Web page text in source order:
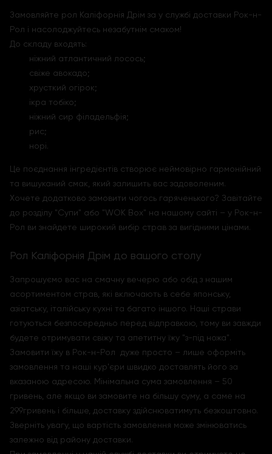
Замовляйте рол Каліфорнія Дрім за у службі доставки Рок-н-
Рол і насолоджуйтесь незабутнім смаком!
До складу входять:
ніжний атлантичний лосось;
свіже авокадо;
хрусткий огірок;
ікра тобіко;
ніжний сир філадельфія;
рис;
норі.
Це поєднання інгредієнтів створює неймовірно гармонійний
та вишуканий смак, який залишить вас задоволеним.
Хочете додатково замовити чогось гаряченького? Завітайте
до розділу "Супи" або "WOK Box" на нашому сайті – у Рок-н-
Рол ви знайдете широкий вибір страв за вигідними цінами.
Рол Каліфорнія Дрім до вашого столу
Запрошуємо вас на смачну вечерю або обід з нашим
асортиментом страв, які включають в себе японську,
азіатську, італійську кухні та багато іншого. Наші страви
готуються безпосередньо перед відправкою, тому ви завжди
будете отримувати свіжу та апетитну їжу "з-під ножа".
Замовити їжу в Рок-н-Рол дуже просто – лише оформіть
замовлення та наші кур'єри швидко доставлять його за
вказаною адресою. Мінімальна сума замовлення – 50
гривень, але якщо ви замовите на більшу суму, а саме на
299гривень і більше, доставку здійснюватимуть безкоштовно.
Зверніть увагу, що вартість замовлення може змінюватись
залежно від району доставки.